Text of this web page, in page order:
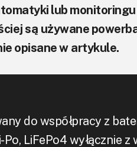
lub
są używane
opisane w artykule.
do współpracy z
LiFePo4 wyłącznie